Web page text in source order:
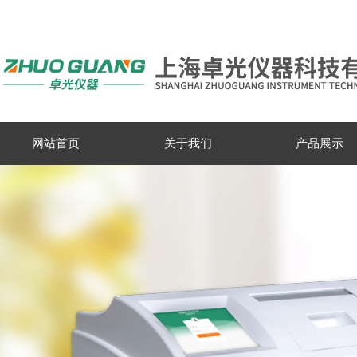
网站首页 关于我们 产品展示